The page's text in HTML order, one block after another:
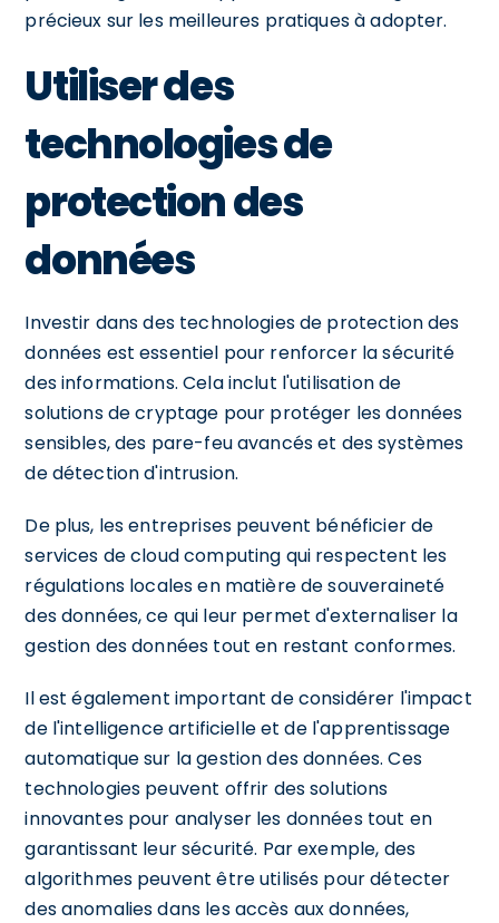
précieux sur les meilleures pratiques à adopter.
Utiliser des
technologies de
protection des
données
Investir dans des technologies de protection des
données est essentiel pour renforcer la sécurité
des informations. Cela inclut l'utilisation de
solutions de cryptage pour protéger les données
sensibles, des pare-feu avancés et des systèmes
de détection d'intrusion.
De plus, les entreprises peuvent bénéficier de
services de cloud computing qui respectent les
régulations locales en matière de souveraineté
des données, ce qui leur permet d'externaliser la
gestion des données tout en restant conformes.
Il est également important de considérer l'impact
de l'intelligence artificielle et de l'apprentissage
automatique sur la gestion des données. Ces
technologies peuvent offrir des solutions
innovantes pour analyser les données tout en
garantissant leur sécurité. Par exemple, des
algorithmes peuvent être utilisés pour détecter
des anomalies dans les accès aux données,